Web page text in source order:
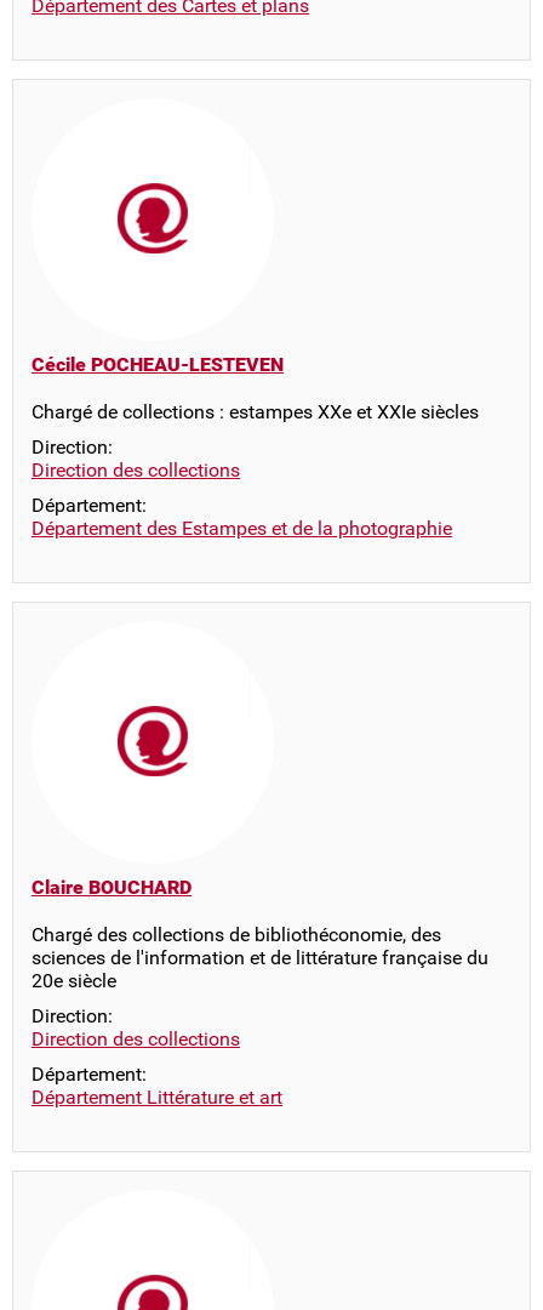
Département des Cartes et plans
Cécile POCHEAU-LESTEVEN
Chargé de collections : estampes XXe et XXIe siècles
Direction:
Direction des collections
Département:
Département des Estampes et de la photographie
Claire BOUCHARD
Chargé des collections de bibliothéconomie, des
sciences de l'information et de littérature française du
20e siècle
Direction:
Direction des collections
Département:
Département Littérature et art